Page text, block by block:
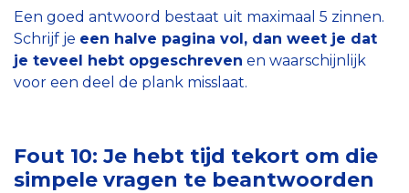
Een goed antwoord bestaat uit maximaal 5 zinnen.
Schrijf je een halve pagina vol, dan weet je dat
je teveel hebt opgeschreven en waarschijnlijk
voor een deel de plank misslaat.
Fout 10: Je hebt tijd tekort om die
simpele vragen te beantwoorden